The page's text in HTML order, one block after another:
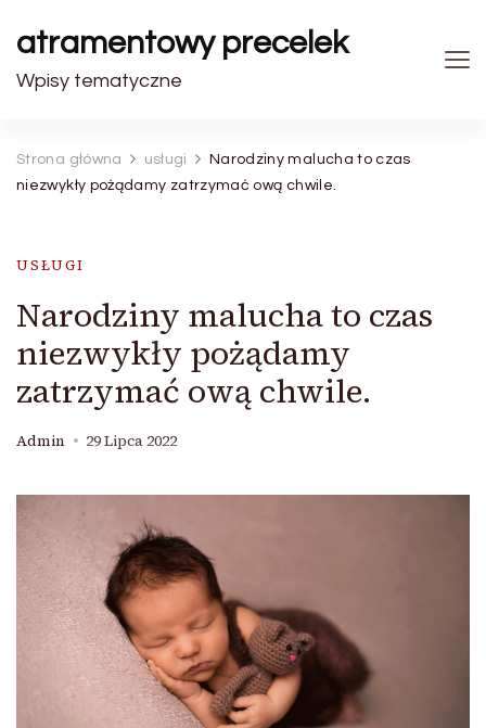
atramentowy precelek
Wpisy tematyczne
Strona główna usługi
Narodziny malucha to czas
niezwykły pożądamy zatrzymać ową chwile.
USŁUGI
Narodziny malucha to czas
niezwykły pożądamy
zatrzymać ową chwile.
Admin 29 Lipca 2022